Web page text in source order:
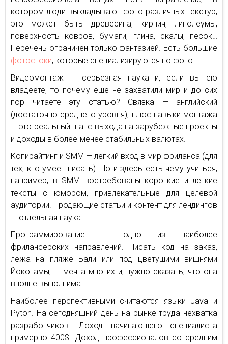
котором люди выкладывают фото различных текстур,
это может быть древесина, кирпич, линолеумы,
поверхность ковров, бумаги, глина, скалы, песок…
Перечень ограничен только фантазией. Есть большие
фотостоки, которые специализируются по фото.
Видеомонтаж — серьезная наука и, если вы ею
владеете, то почему еще не захватили мир и до сих
пор читаете эту статью? Связка — английский
(достаточно среднего уровня), плюс навыки монтажа
— это реальный шанс выхода на зарубежные проекты
и доходы в более-менее стабильных валютах.
Копирайтинг и SMM — легкий вход в мир фриланса (для
тех, кто умеет писать). Но и здесь есть чему учиться,
например, в SMM востребованы короткие и легкие
тексты с юмором, привлекательные для целевой
аудитории. Продающие статьи и контент для лендингов
— отдельная наука.
Программирование — одно из наиболее
фрилансерских направлений. Писать код на заказ,
лежа на пляже Бали или под цветущими вишнями
Йокогамы, — мечта многих и, нужно сказать, что она
вполне выполнима.
Наиболее перспективными считаются языки Java и
Pyton. На сегодняшний день на рынке труда нехватка
разработчиков. Доход начинающего специалиста
примерно 400$. Доход профессионалов со средним